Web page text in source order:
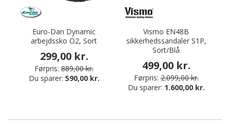
Euro-Dan Dynamic
arbejdssko O2, Sort
299,00 kr.
Førpris: 889,00 kr.
Du sparer: 590,00 kr.
Vismo EN48B
sikkerhedssandaler S1P,
Sort/Blå
499,00 kr.
Førpris: 2.099,00 kr.
Du sparer: 1.600,00 kr.